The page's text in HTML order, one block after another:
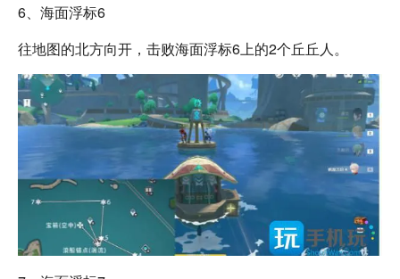
6、海面浮标6
往地图的北方向开，击败海面浮标6上的2个丘丘人。